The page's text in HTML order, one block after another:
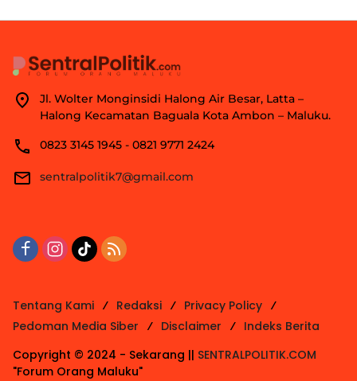
Jl. Wolter Monginsidi Halong Air Besar, Latta –
Halong Kecamatan Baguala Kota Ambon – Maluku.
0823 3145 1945 - 0821 9771 2424
sentralpolitik7@gmail.com
Tentang Kami Redaksi
Privacy Policy
Pedoman Media Siber
Disclaimer
Indeks Berita
Copyright © 2024 - Sekarang || SENTRALPOLITIK.COM
"Forum Orang Maluku"